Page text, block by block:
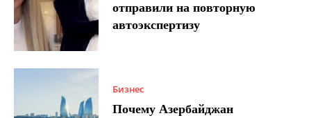
отправили на повторную
автоэкспертизу
Бизнес
Почему Азербайджан